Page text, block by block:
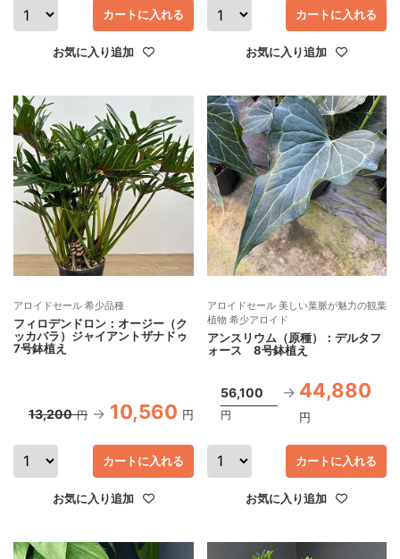
お気に入り追加
カートに入れる
お気に入り追加
カートに入れる
アロイドセール 希少品種
フィロデンドロン：オージー（ク
ッカバラ）ジャイアントザナドゥ
7号鉢植え
13,200 円 10,560 円
お気に入り追加
カートに入れる
アロイドセール 美しい葉脈が魅力の観葉
植物 希少アロイド
アンスリウム（原種）：デルタフ
ォース 8号鉢植え
56,100
円
44,880
円
お気に入り追加
カートに入れる